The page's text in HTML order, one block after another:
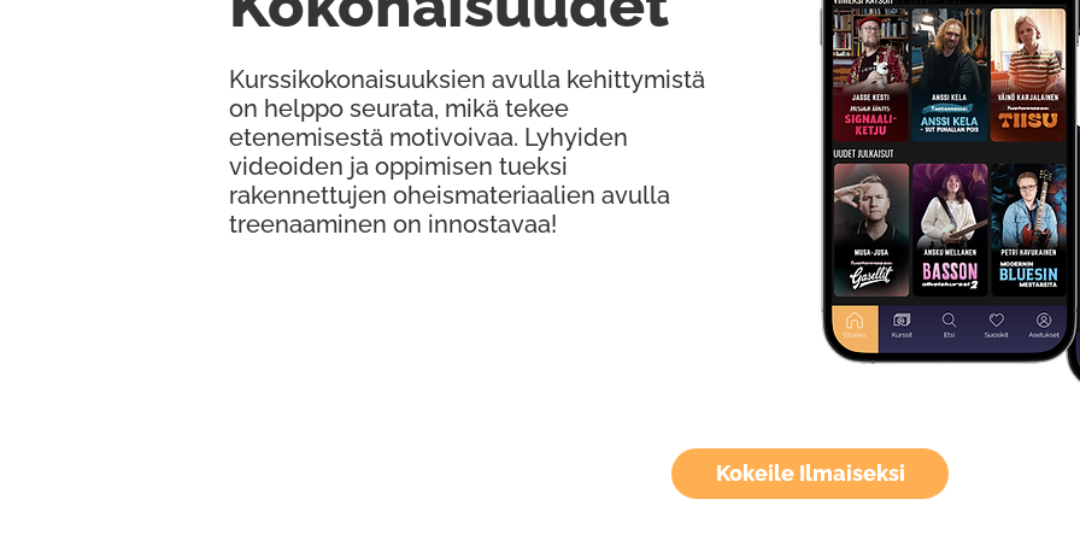
Kokeile Ilmaiseksi
Kurssikokonaisuuksien avulla kehittymistä
on helppo seurata, mikä tekee
etenemisestä motivoivaa. Lyhyiden
videoiden ja oppimisen tueksi
rakennettujen oheismateriaalien avulla
treenaaminen on innostavaa!